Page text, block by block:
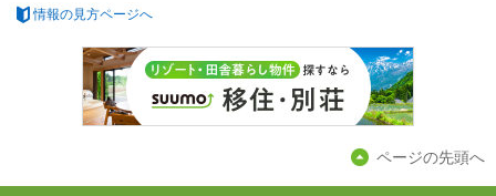
情報の見方ページへ
ページの先頭へ